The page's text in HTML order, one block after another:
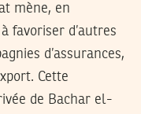
mène, en
favoriser d’autres
d’assurances,
Cette
de Bachar el-